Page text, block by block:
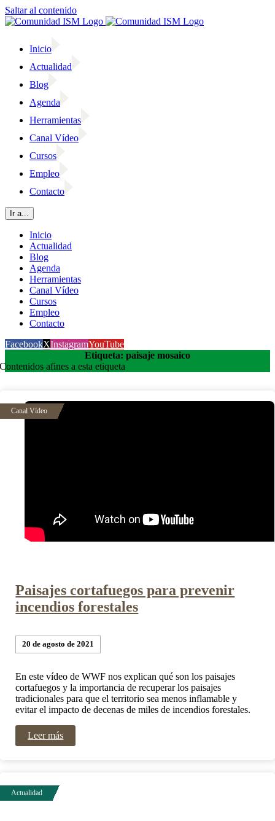
Saltar al contenido
Inicio
Actualidad
Blog
Agenda
Herramientas
Canal Vídeo
Cursos
Empleo
Contacto
Ir a...
Inicio
Actualidad
Blog
Agenda
Herramientas
Canal Vídeo
Cursos
Empleo
Contacto
FacebookXInstagramYouTube
Etiqueta: paisaje mosaico
Contenidos afines a esta etiqueta
Paisajes cortafuegos para prevenir
incendios forestales
20 de agosto de 2021
En este vídeo de WWF nos explican qué son los paisajes
cortafuegos y la importancia de recuperar los paisajes
tradicionales para que el territorio sea menos inflamable y
evitar el impacto de decenas de miles de incendios forestales.
Leer más